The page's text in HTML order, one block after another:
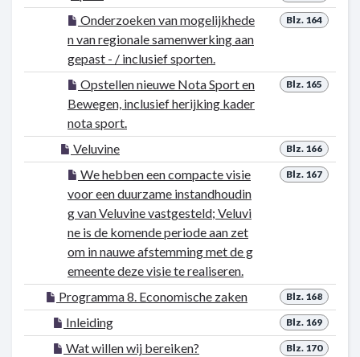
Blz. 164
Onderzoeken van mogelijkhede
n van regionale samenwerking aan
gepast - / inclusief sporten.
Blz. 165
Opstellen nieuwe Nota Sport en
Bewegen, inclusief herijking kader
nota sport.
Blz. 166
Veluvine
Blz. 167
We hebben een compacte visie
voor een duurzame instandhoudin
g van Veluvine vastgesteld; Veluvi
ne is de komende periode aan zet
om in nauwe afstemming met de g
emeente deze visie te realiseren.
Blz. 168
Programma 8. Economische zaken
Blz. 169
Inleiding
Blz. 170
Wat willen wij bereiken?